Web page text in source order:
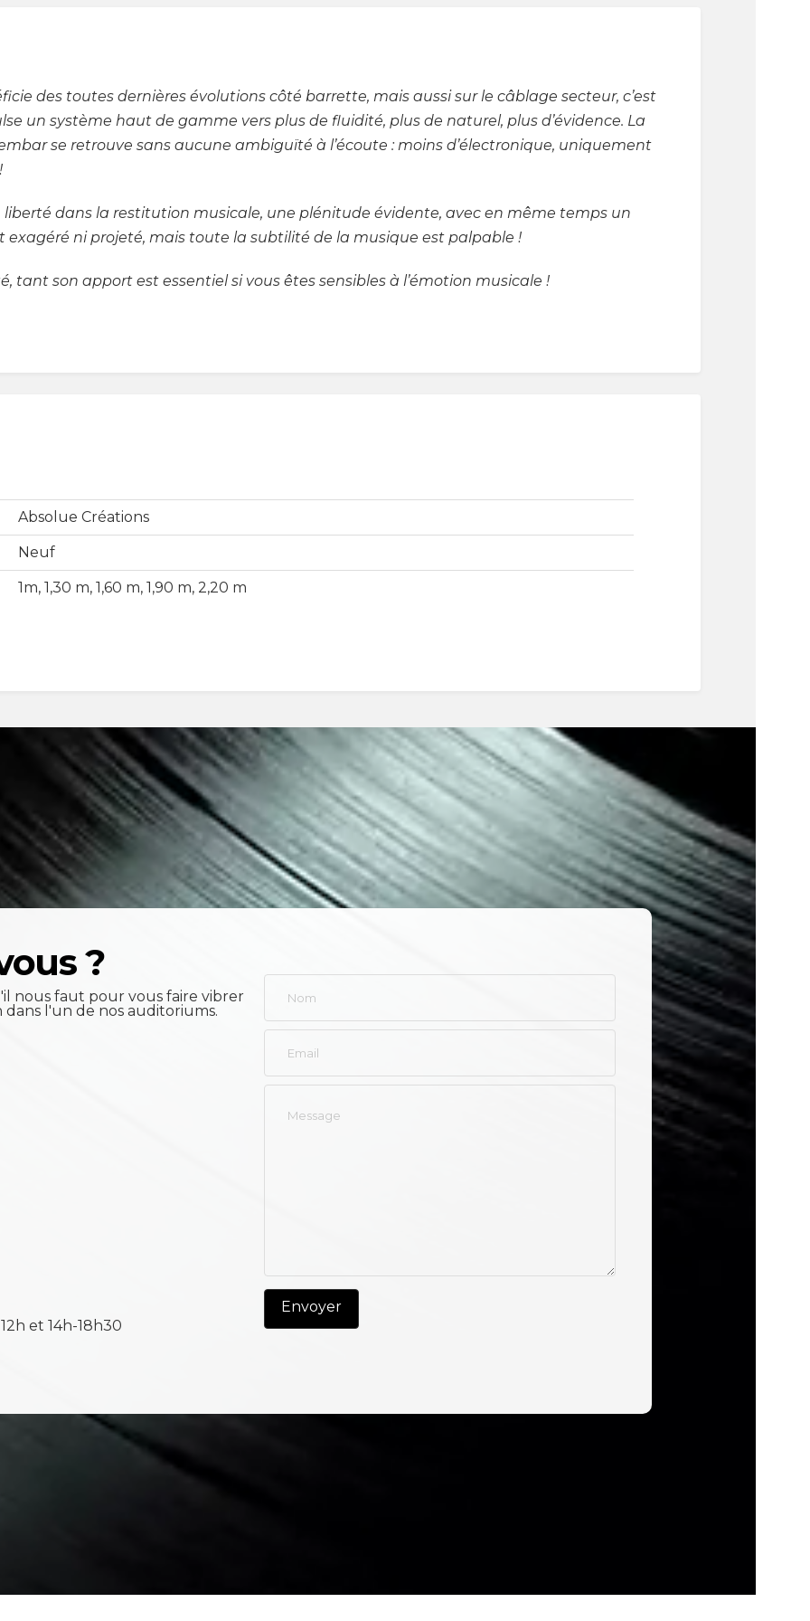
des toutes dernières évolutions côté barrette, mais aussi sur le câblage secteur, c’est
un système haut de gamme vers plus de fluidité, plus de naturel, plus d’évidence. La
se retrouve sans aucune ambiguïté à l’écoute : moins d’électronique, uniquement
liberté dans la restitution musicale, une plénitude évidente, avec en même temps un
exagéré ni projeté, mais toute la subtilité de la musique est palpable !
tant son apport est essentiel si vous êtes sensibles à l’émotion musicale !
Absolue Créations
Neuf
1m, 1,30 m, 1,60 m, 1,90 m, 2,20 m
?
nous faut pour vous faire vibrer
l'un de nos auditoriums.
et 14h-18h30